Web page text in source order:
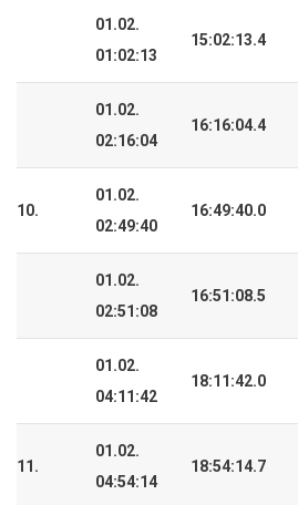
01.02.
01:02:13
15:02:13.4
01.02.
02:16:04
16:16:04.4
10.
01.02.
02:49:40
16:49:40.0
01.02.
02:51:08
16:51:08.5
01.02.
04:11:42
18:11:42.0
11.
01.02.
04:54:14
18:54:14.7